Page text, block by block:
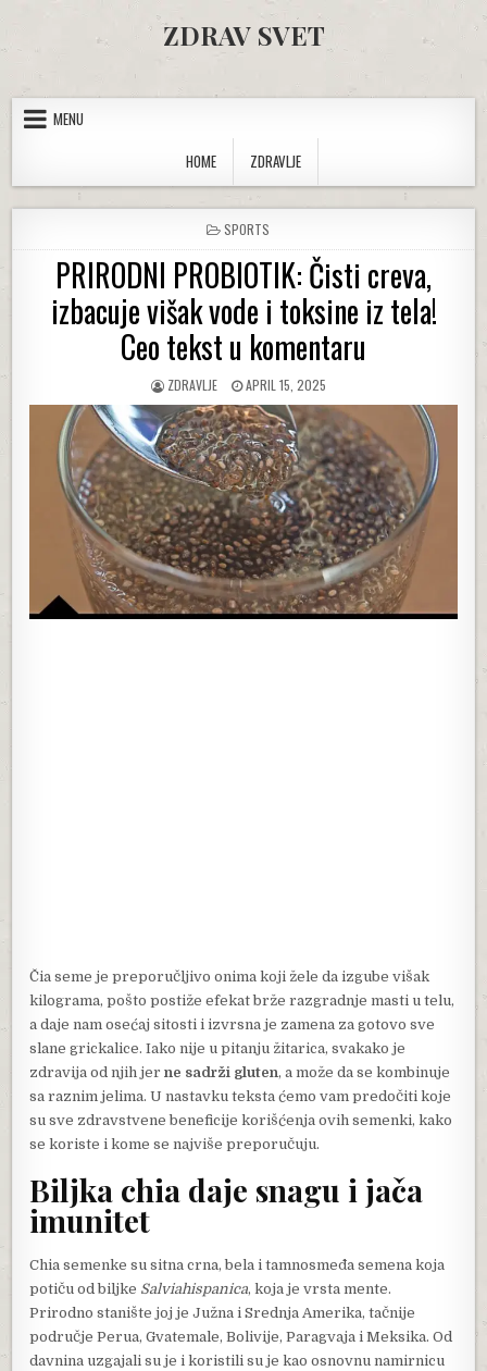
ZDRAV SVET
MENU
HOME
ZDRAVLJE
POSTED IN
SPORTS
PRIRODNI PROBIOTIK: Čisti creva,
izbacuje višak vode i toksine iz tela!
Ceo tekst u komentaru
AUTHOR:
ZDRAVLJE PUBLISHED DATE:
APRIL 15, 2025
Čia seme je preporučljivo onima koji žele da izgube višak
kilograma, pošto postiže efekat brže razgradnje masti u telu,
a daje nam osećaj sitosti i izvrsna je zamena za gotovo sve
slane grickalice. Iako nije u pitanju žitarica, svakako je
zdravija od njih jerne sadrži gluten, a može da se kombinuje
sa raznim jelima. U nastavku teksta ćemo vam predočiti koje
su sve zdravstvene beneficije korišćenja ovih semenki, kako
se koriste i kome se najviše preporučuju.
Biljka chia daje snagu i jača
imunitet
Chia semenke su sitna crna, bela i tamnosmeđa semena koja
potiču od biljke Salviahispanica, koja je vrsta mente.
Prirodno stanište joj je Južna i Srednja Amerika, tačnije
područje Perua, Gvatemale, Bolivije, Paragvaja i Meksika. Od
davnina uzgajali su je i koristili su je kao osnovnu namirnicu